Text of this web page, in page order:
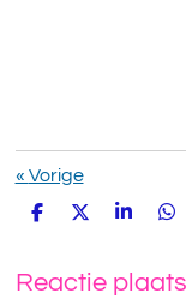
« Vorige
D
e
D
l
S
r
D
e
Reactie